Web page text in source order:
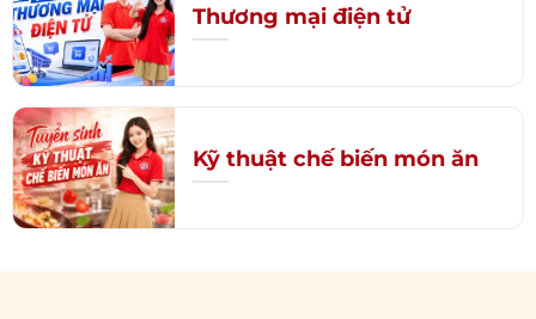
Thương mại điện tử
Kỹ thuật chế biến món ăn